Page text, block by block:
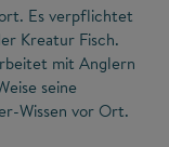
Es verpflichtet
Kreatur Fisch.
mit Anglern
seine
Wissen vor Ort.